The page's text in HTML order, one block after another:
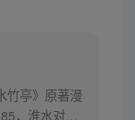
竹亭》原著漫
，淮水对应